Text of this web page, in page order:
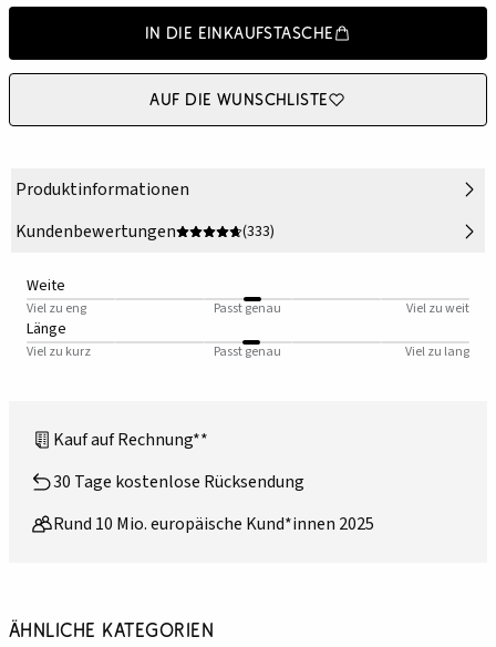
In die Einkaufstasche
Auf die Wunschliste
Produktinformationen
Kundenbewertungen
(333)
Weite
Viel zu eng Passt genau Viel zu weit
Länge
Viel zu kurz Passt genau Viel zu lang
Kauf auf Rechnung**
30 Tage kostenlose Rücksendung
Rund 10 Mio. europäische Kund*innen 2025
Ähnliche Kategorien